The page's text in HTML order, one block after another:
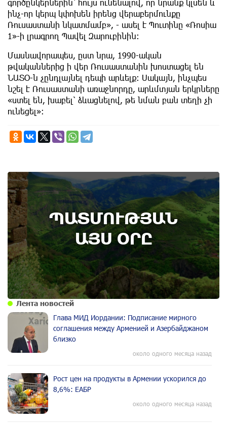
գործընկերներին՝ հույս ունենալով, որ նրանք կլսեն և
ինչ-որ կերպ կփոխեն իրենց վերաբերմունքը
Ռուսաստանի նկատմամբ», - ասել է Պուտինը «Ռոսիա
1»-ի լրագրող Պավել Զարուբինին։
Մասնավորապես, ըստ նրա, 1990-ական
թվականներից ի վեր Ռուսաստանին խոստացել են
ՆԱՏՕ-ն չընդլայնել դեպի արևելք: Սակայն, ինչպես
նշել է Ռուսաստանի առաջնորդը, արևմտյան երկրները
«ստել են, խաբել՝ ձևացնելով, թե նման բան տեղի չի
ունեցել»:
ՊԱՏՄՈՒԹՅԱՆ
ԱՅՍ ՕՐԸ
8th of August
Административный суд удовлетворил иск ААЦ
по делу монастыря Ованаванк
Лента новостей
Глава МИД Иордании: Подписание мирного
соглашения между Арменией и Азербайджаном
близко
около одного месяца назад
Рост цен на продукты в Армении ускорился до
8,6%: ЕАБР
около одного месяца назад